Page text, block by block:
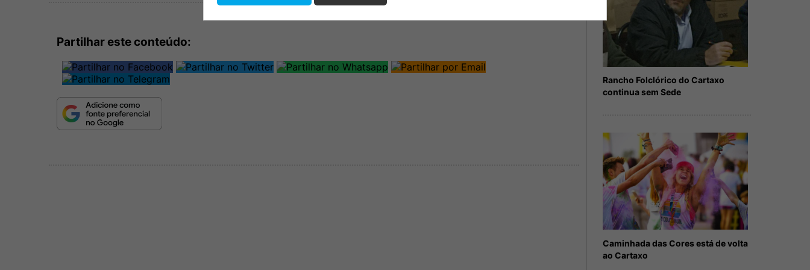
Partilhar este conteúdo:
Rancho Folclórico do Cartaxo
continua sem Sede
Caminhada das Cores está de volta
ao Cartaxo